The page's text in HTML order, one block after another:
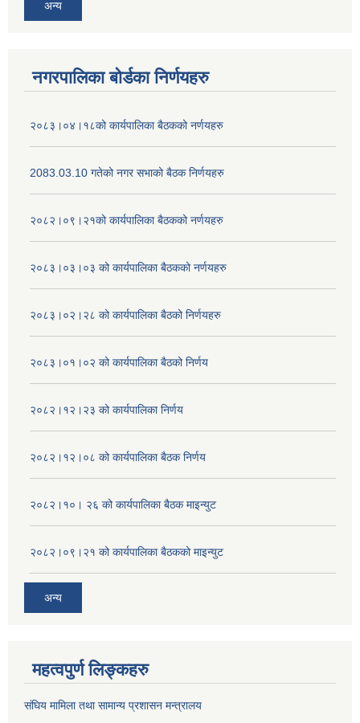
अन्य
नगरपालिका बोर्डका निर्णयहरु
२०८३।०४।१८को कार्यपालिका बैठकको नर्णयहरु
2083.03.10 गतेको नगर सभाको बैठक निर्णयहरु
२०८२।०९।२१को कार्यपालिका बैठकको नर्णयहरु
२०८३।०३।०३ को कार्यपालिका बैठकको नर्णयहरु
२०८३।०२।२८ को कार्यपालिका बैठको निर्णयहरु
२०८३।०१।०२ को कार्यपालिका बैठको निर्णय
२०८२।१२।२३ को कार्यपालिका निर्णय
२०८२।१२।०८ को कार्यपालिका बैठक निर्णय
२०८२।१०। २६ को कार्यपालिका बैठक माइन्युट
२०८२।०९।२१ को कार्यपालिका बैठकको माइन्युट
अन्य
महत्वपुर्ण लिङ्कहरु
संघिय मामिला तथा सामान्य प्रशासन मन्त्रालय